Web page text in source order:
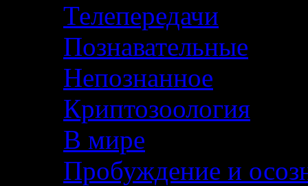
Телепередачи
Познавательные
Непознанное
Криптозоология
В мире
Пробуждение и